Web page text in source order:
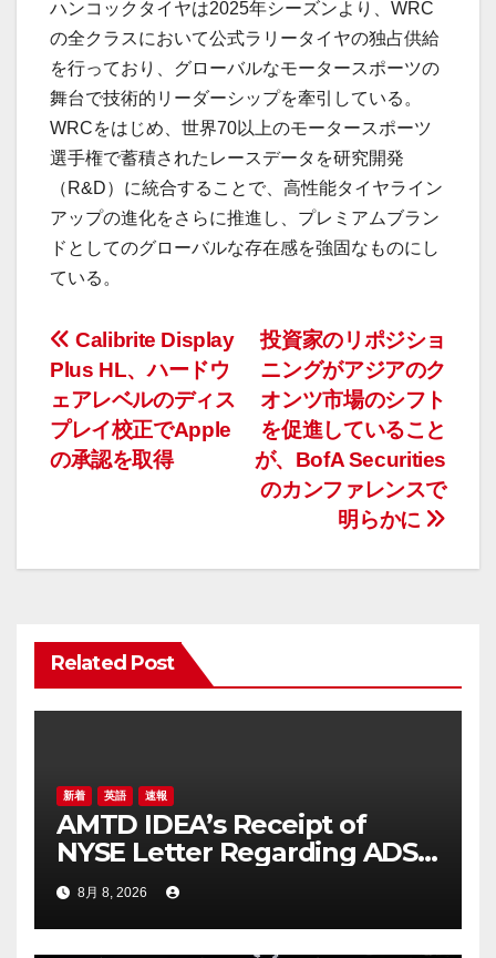
ハンコックタイヤは2025年シーズンより、WRC
の全クラスにおいて公式ラリータイヤの独占供給
を行っており、グローバルなモータースポーツの
舞台で技術的リーダーシップを牽引している。
WRCをはじめ、世界70以上のモータースポーツ
選手権で蓄積されたレースデータを研究開発
（R&D）に統合することで、高性能タイヤライン
アップの進化をさらに推進し、プレミアムブラン
ドとしてのグローバルな存在感を強固なものにし
ている。
投
稿
ナ
ビ
ー
ョ
ン
投資家のリポジショ
ニングがアジアのク
オンツ市場のシフト
を促進していること
が、BofA Securities
のカンファレンスで
明らかに
Calibrite Display
Plus HL、ハードウ
ェアレベルのディス
プレイ校正でApple
の承認を取得
Related Post
新着 英語 速報
AMTD IDEA’s Receipt of
NYSE Letter Regarding ADS
Trading Price’s Below
Compliance Standards
8月 8, 2026